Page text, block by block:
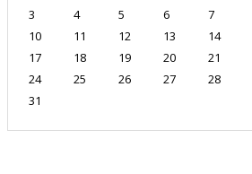
3
4 5 6 7
10
11 12 13 14
17
18 19 20 21
24
25 26 27 28
31